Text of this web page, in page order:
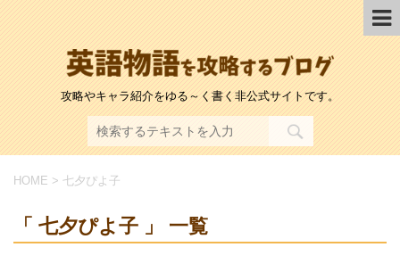
攻略やキャラ紹介をゆる～く書く非公式サイトです。
HOME > 七夕ぴよ子
「 七夕ぴよ子 」 一覧